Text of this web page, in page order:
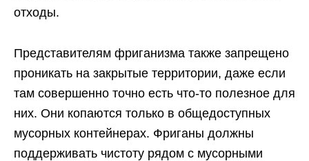
отходы.
Представителям фриганизма также запрещено
проникать на закрытые территории, даже если
там совершенно точно есть что-то полезное для
них. Они копаются только в общедоступных
мусорных контейнерах. Фриганы должны
поддерживать чистоту рядом с мусорными